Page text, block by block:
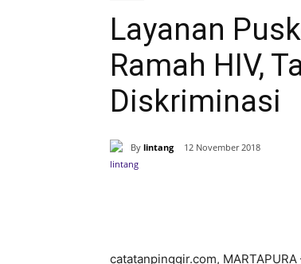
Layanan
Ramah HIV,
Diskriminasi
By lintang 12 November 2018
catatanpinggir.com,